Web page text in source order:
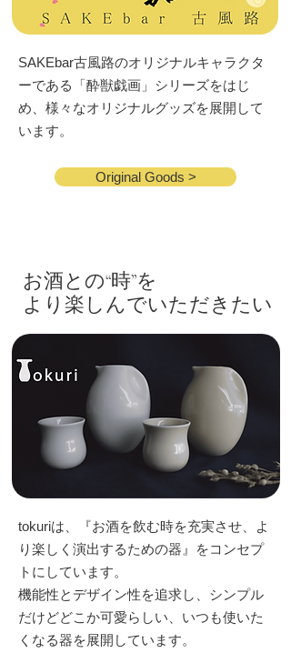
SAKEbar古風路のオリジナルキャラクタ
ーである「酔獣戯画」シリーズをはじ
め、様々なオリジナルグッズを展開して
います。
Original Goods >
お酒との“時”を
​より楽しんでいただきたい
tokuriは、『お酒を飲む時を充実させ、よ
り楽しく演出するための器』をコンセプ
トにしています。
機能性とデザイン性を追求し、シンプル
だけどどこか可愛らしい、いつも使いた
くなる器を展開しています。